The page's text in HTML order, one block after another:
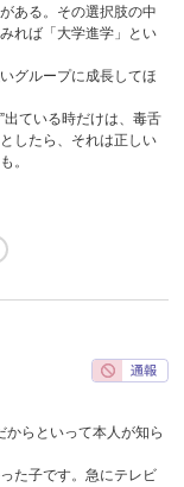
ある。その選択肢の中
れば「大学進学」とい
グループに成長してほ
出ている時だけは、毒舌
したら、それは正しい
。
からといって本人が知ら
た子です。急にテレビ